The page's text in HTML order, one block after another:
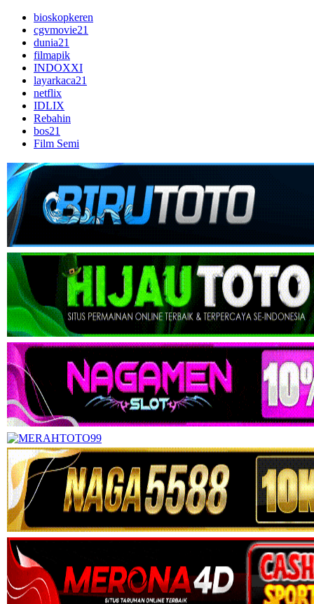
bioskopkeren
cgvmovie21
dunia21
filmapik
INDOXXI
layarkaca21
netflix
IDLIX
Rebahin
bos21
Film Semi